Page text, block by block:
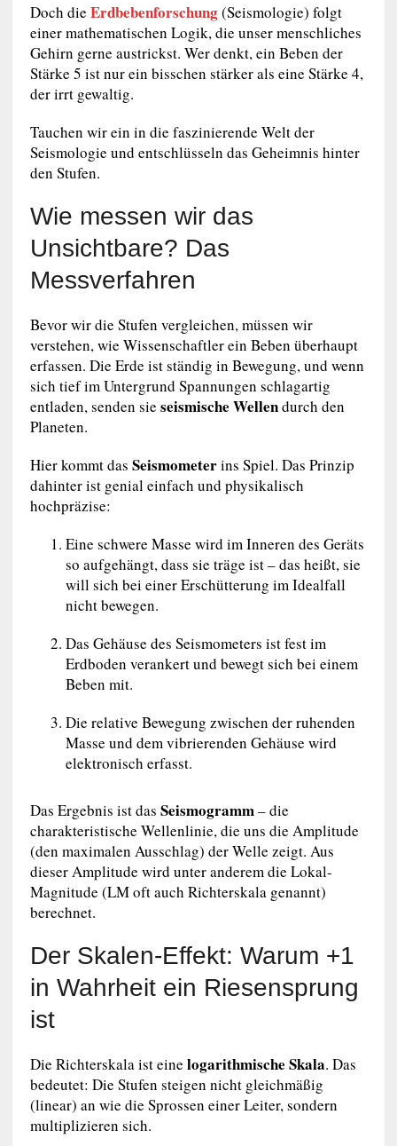
Doch die Erdbebenforschung(Seismologie) folgt
einer mathematischen Logik, die unser menschliches
Gehirn gerne austrickst. Wer denkt, ein Beben der
Stärke 5 ist nur ein bisschen stärker als eine Stärke 4,
der irrt gewaltig.
Tauchen wir ein in die faszinierende Welt der
Seismologie und entschlüsseln das Geheimnis hinter
den Stufen.
Wie messen wir das
Unsichtbare? Das
Messverfahren
Bevor wir die Stufen vergleichen, müssen wir
verstehen, wie Wissenschaftler ein Beben überhaupt
erfassen. Die Erde ist ständig in Bewegung, und wenn
sich tief im Untergrund Spannungen schlagartig
entladen, senden sie seismische Wellendurch den
Planeten.
Hier kommt das Seismometerins Spiel. Das Prinzip
dahinter ist genial einfach und physikalisch
hochpräzise:
Eine schwere Masse wird im Inneren des Geräts
so aufgehängt, dass sie träge ist – das heißt, sie
will sich bei einer Erschütterung im Idealfall
nicht bewegen.
Das Gehäuse des Seismometers ist fest im
Erdboden verankert und bewegt sich bei einem
Beben mit.
Die relative Bewegung zwischen der ruhenden
Masse und dem vibrierenden Gehäuse wird
elektronisch erfasst.
Das Ergebnis ist das Seismogramm– die
charakteristische Wellenlinie, die uns die Amplitude
(den maximalen Ausschlag) der Welle zeigt. Aus
dieser Amplitude wird unter anderem die Lokal-
Magnitude (LM oft auch Richterskala genannt)
berechnet.
Der Skalen-Effekt: Warum +1
in Wahrheit ein Riesensprung
ist
Die Richterskala ist eine logarithmische Skala. Das
bedeutet: Die Stufen steigen nicht gleichmäßig
(linear) an wie die Sprossen einer Leiter, sondern
multiplizieren sich.